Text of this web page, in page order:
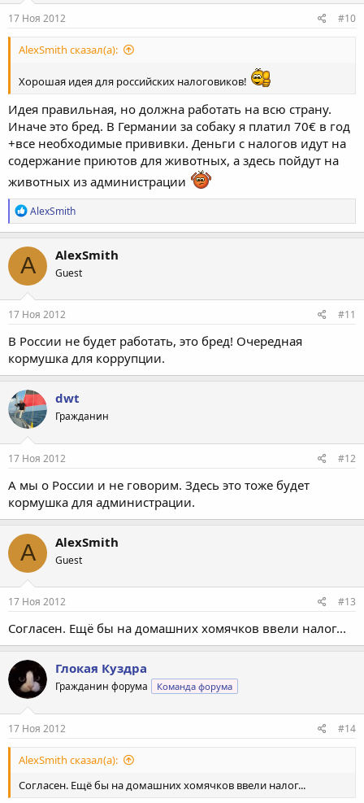
17 Ноя 2012 #10
AlexSmith сказал(а):
Хорошая идея для российских налоговиков!
Идея правильная, но должна работать на всю страну.
Иначе это бред. В Германии за собаку я платил 70€ в год
+все необходимые прививки. Деньги с налогов идут на
содержание приютов для животных, а здесь пойдут на
животных из администрации
Р
е
а
к
ц
и
и
:
AlexSmith
A AlexSmith
Guest
17 Ноя 2012 #11
В России не будет работать, это бред! Очередная
кормушка для коррупции.
dwt
Гражданин
17 Ноя 2012 #12
А мы о России и не говорим. Здесь это тоже будет
кормушка для администрации.
A AlexSmith
Guest
17 Ноя 2012 #13
Согласен. Ещё бы на домашних хомячков ввели налог...
Глокая Куздра
Гражданин форума Команда форума
17 Ноя 2012 #14
AlexSmith сказал(а):
Согласен. Ещё бы на домашних хомячков ввели налог...